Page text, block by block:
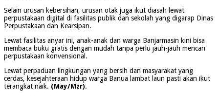
Selain urusan kebersihan, urusan otak juga ikut diasah lewat
perpustakaan digital di fasilitas publik dan sekolah yang digarap Dinas
Perpustakaan dan Kearsipan.
Lewat fasilitas anyar ini, anak-anak dan warga Banjarmasin kini bisa
membaca buku gratis dengan mudah tanpa perlu jauh-jauh mencari
perpustakaan konvensional.
Lewat perpaduan lingkungan yang bersih dan masyarakat yang
cerdas, kesejahteraan hidup warga Banua lambat laun pasti akan ikut
terangkat naik. (May/Mzr).